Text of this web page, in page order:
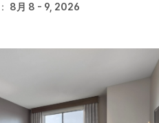
8月 8 - 9, 2026